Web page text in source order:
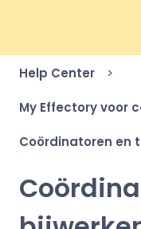
Help Center
My Effectory voor
Coördinatoren en